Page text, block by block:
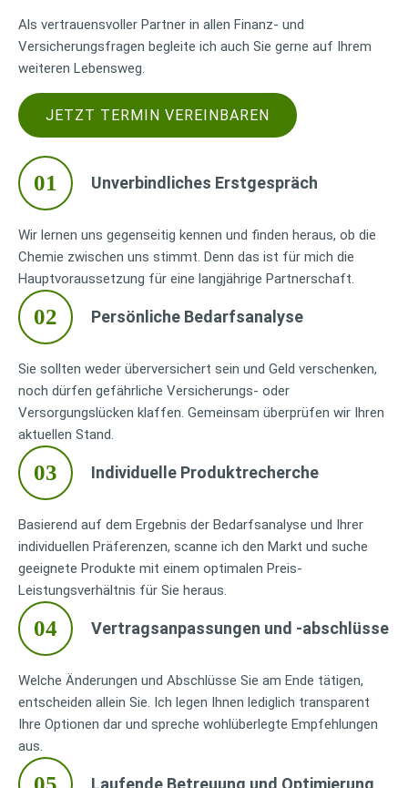
Als vertrauensvoller Partner in allen Finanz- und
Versicherungsfragen begleite ich auch Sie gerne auf Ihrem
weiteren Lebensweg.
JETZT TERMIN VEREINBAREN
01 Unverbindliches Erstgespräch
Wir lernen uns gegenseitig kennen und finden heraus, ob die
Chemie zwischen uns stimmt. Denn das ist für mich die
Hauptvoraussetzung für eine langjährige Partnerschaft.
02 Persönliche Bedarfsanalyse
Sie sollten weder überversichert sein und Geld verschenken,
noch dürfen gefährliche Versicherungs- oder
Versorgungslücken klaffen. Gemeinsam überprüfen wir Ihren
aktuellen Stand.
03 Individuelle Produktrecherche
Basierend auf dem Ergebnis der Bedarfsanalyse und Ihrer
individuellen Präferenzen, scanne ich den Markt und suche
geeignete Produkte mit einem optimalen Preis-
Leistungsverhältnis für Sie heraus.
04 Vertragsanpassungen und -abschlüsse
Welche Änderungen und Abschlüsse Sie am Ende tätigen,
entscheiden allein Sie. Ich legen Ihnen lediglich transparent
Ihre Optionen dar und spreche wohlüberlegte Empfehlungen
aus.